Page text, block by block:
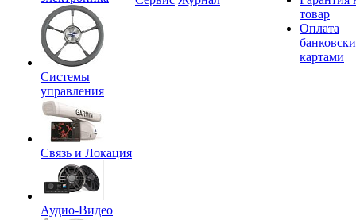
Системы
управления
Связь и Локация
Аудио-Видео
товар
Оплата
картами